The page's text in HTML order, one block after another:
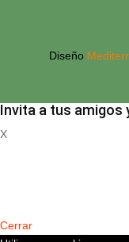
Diseño
Invita a tus amigos
X
Cerrar